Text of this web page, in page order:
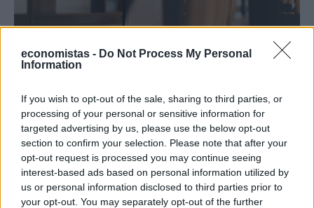
economistas - Do Not Process My Personal
Information
If you wish to opt-out of the sale, sharing to third parties, or
processing of your personal or sensitive information for
targeted advertising by us, please use the below opt-out
section to confirm your selection. Please note that after your
opt-out request is processed you may continue seeing
interest-based ads based on personal information utilized by
us or personal information disclosed to third parties prior to
your opt-out. You may separately opt-out of the further
ΔΙΕΘΝΗ
βαλίτσα στο ντουλαπάκι
Τα φθηνά αεροπορικά εισιτήρια κινδυνεύουν να μείνουν φθηνά
μόνο στη θεωρία, καθώς ολοένα και περισσότερες αεροπορικές
εταιρείες χαμηλού κόστους χρεώνουν ξεχωριστά υπηρεσίες που
μέχρι πρότινος θεωρούνται αυτονόητες.
NEWSROOM/06 Αυγ 2026